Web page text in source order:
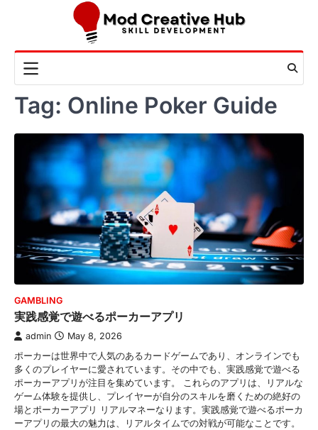
Tag: Online Poker Guide
GAMBLING
実践感覚で遊べるポーカーアプリ
admin May 8, 2026
ポーカーは世界中で人気のあるカードゲームであり、オンラインでも
多くのプレイヤーに愛されています。その中でも、実践感覚で遊べる
ポーカーアプリが注目を集めています。 これらのアプリは、リアルな
ゲーム体験を提供し、プレイヤーが自分のスキルを磨くための絶好の
場とポーカーアプリ リアルマネーなります。実践感覚で遊べるポーカ
ーアプリの最大の魅力は、リアルタイムでの対戦が可能なことです。